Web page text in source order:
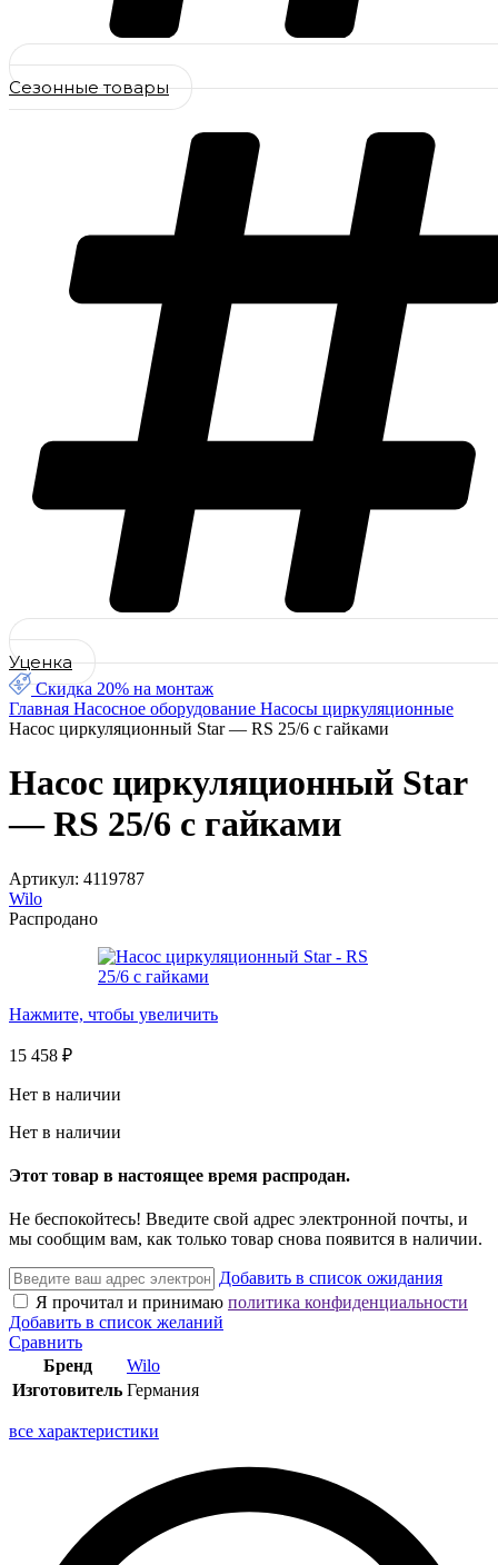
Сезонные товары
Уценка
Скидка 20% на монтаж
Главная Насосное оборудование Насосы циркуляционные
Насос циркуляционный Star — RS 25/6 с гайками
Насос циркуляционный Star
— RS 25/6 с гайками
Артикул: 4119787
Wilo
Распродано
Нажмите, чтобы увеличить
15 458 ₽
Нет в наличии
Нет в наличии
Этот товар в настоящее время распродан.
Не беспокойтесь! Введите свой адрес электронной почты, и
мы сообщим вам, как только товар снова появится в наличии.
Добавить в список ожидания
Я прочитал и принимаю политика конфиденциальности
Добавить в список желаний
Сравнить
Бренд
Wilo
Изготовитель Германия
все характеристики